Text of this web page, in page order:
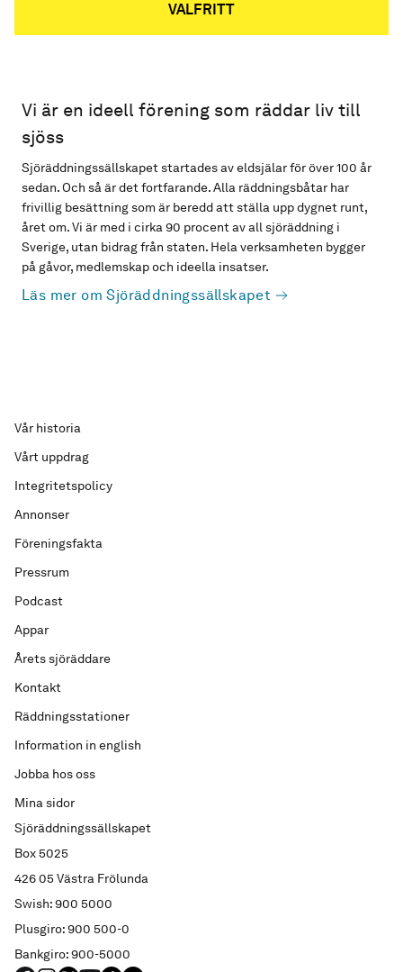
VALFRITT
Vi är en ideell förening som räddar liv till
sjöss
Sjöräddningssällskapet startades av eldsjälar för över 100 år
sedan. Och så är det fortfarande. Alla räddningsbåtar har
frivillig besättning som är beredd att ställa upp dygnet runt,
året om. Vi är med i cirka 90 procent av all sjöräddning i
Sverige, utan bidrag från staten. Hela verksamheten bygger
på gåvor, medlemskap och ideella insatser.
Läs mer om Sjöräddningssällskapet
Sjöräddningssällskapet
Box 5025
426 05 Västra Frölunda
Swish: 900 5000
Plusgiro: 900 500-0
Bankgiro: 900-5000
Vår historia
Vårt uppdrag
Integritetspolicy
Annonser
Föreningsfakta
Pressrum
Podcast
Appar
Årets sjöräddare
Kontakt
Räddningsstationer
Information in english
Jobba hos oss
Mina sidor